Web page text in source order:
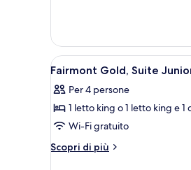
Gold,
Camera,
2
queen
Apri
tutte
le
foto
per
Fairmont
3
Fairmont Gold, Suite
Per 4 persone
1 letto king o 1 letto king e
Wi-Fi gratuito
Scopri di più
Altri